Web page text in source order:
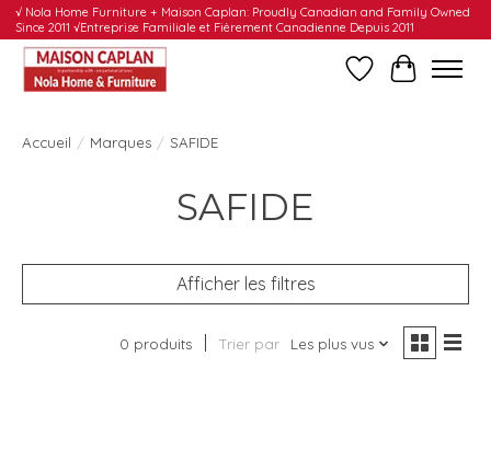
√ Nola Home Furniture + Maison Caplan: Proudly Canadian and Family Owned
Since 2011 √Entreprise Familiale et Fièrement Canadienne Depuis 2011
Liste dePanier
Accueil / Marques / SAFIDE
SAFIDE
Afficher les filtres
0 produits Trier par Les plus vus